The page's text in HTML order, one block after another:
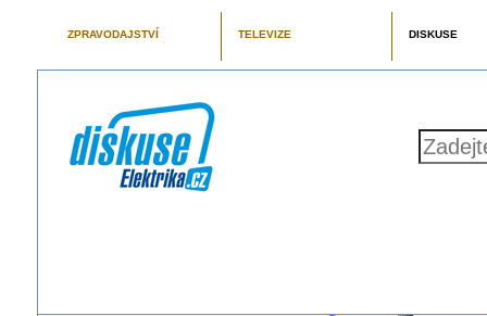
ZPRAVODAJSTVÍ TELEVIZE DISKUSE